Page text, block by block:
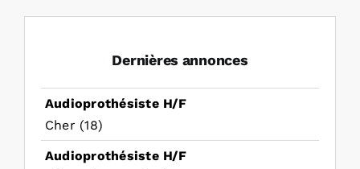
Dernières annonces
Audioprothésiste H/F
Cher (18)
Audioprothésiste H/F